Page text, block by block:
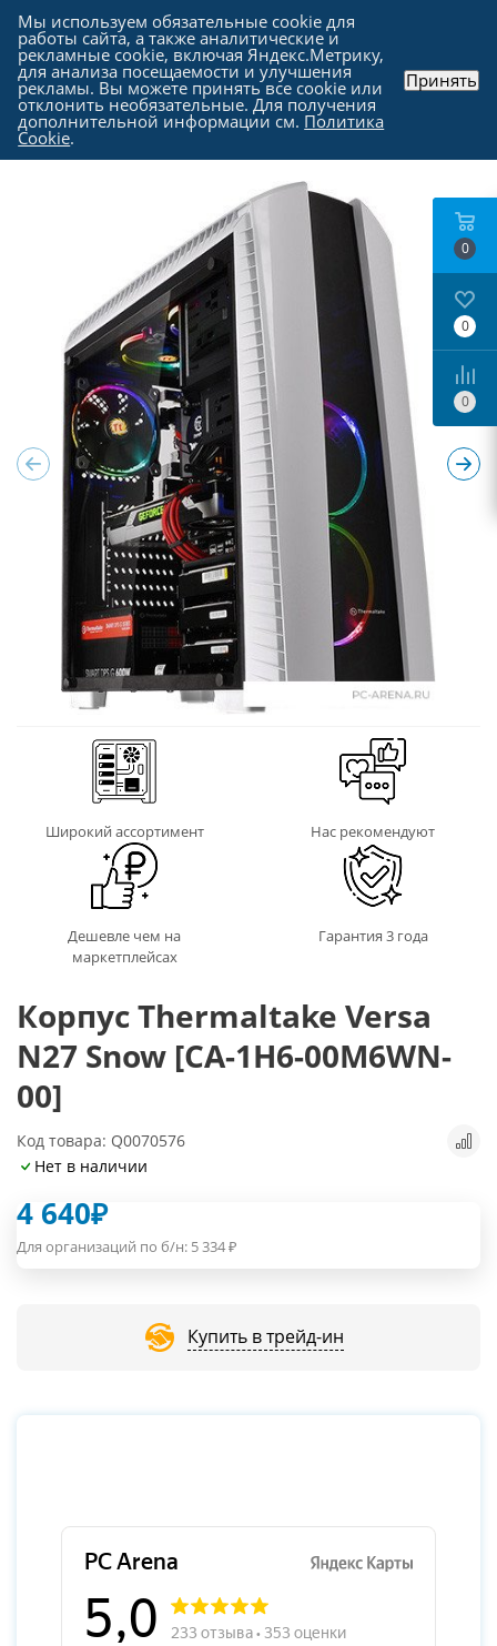
Каталог - Комплектующие для компьютера
Компьютерные корпуса
Широкий ассортимент Нас рекомендуют
Дешевле чем на
маркетплейсах
Гарантия 3 года
Корпус Thermaltake Versa
N27 Snow [CA-1H6-00M6WN-
00]
Код товара: Q0070576
Нет в наличии
4 640₽
Для организаций по б/н: 5 334₽
Купить в трейд-ин
0
0
0
Мы используем обязательные cookie для
работы сайта, а также аналитические и
рекламные cookie, включая Яндекс.Метрику,
для анализа посещаемости и улучшения
рекламы. Вы можете принять все cookie или
отклонить необязательные. Для получения
дополнительной информации см. Политика
Cookie.
Принять